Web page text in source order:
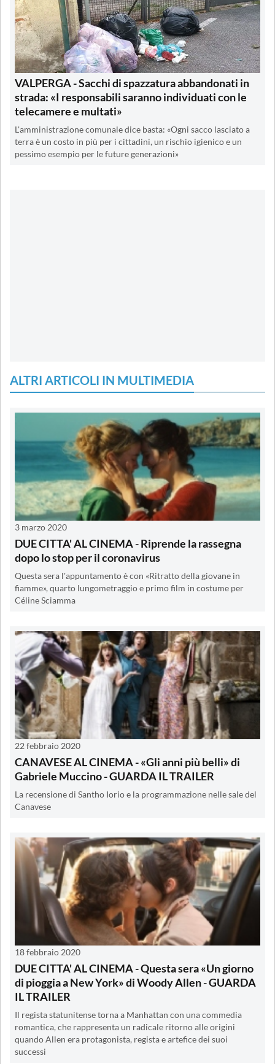
VALPERGA - Sacchi di spazzatura abbandonati in
strada: «I responsabili saranno individuati con le
telecamere e multati»
L'amministrazione comunale dice basta: «Ogni sacco lasciato a
terra è un costo in più per i cittadini, un rischio igienico e un
pessimo esempio per le future generazioni»
ALTRI ARTICOLI IN MULTIMEDIA
3 marzo 2020
DUE CITTA' AL CINEMA - Riprende la rassegna
dopo lo stop per il coronavirus
Questa sera l'appuntamento è con «Ritratto della giovane in
fiamme», quarto lungometraggio e primo film in costume per
Céline Sciamma
22 febbraio 2020
CANAVESE AL CINEMA - «Gli anni più belli» di
Gabriele Muccino - GUARDA IL TRAILER
La recensione di Santho Iorio e la programmazione nelle sale del
Canavese
18 febbraio 2020
DUE CITTA' AL CINEMA - Questa sera «Un giorno
di pioggia a New York» di Woody Allen - GUARDA
IL TRAILER
Il regista statunitense torna a Manhattan con una commedia
romantica, che rappresenta un radicale ritorno alle origini
quando Allen era protagonista, regista e artefice dei suoi
successi